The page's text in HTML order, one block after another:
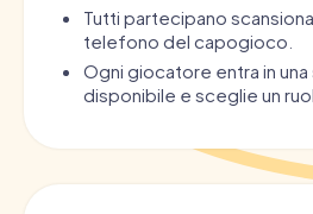
Tutti partecipano
telefono del capogioco.
Ogni giocatore entra in una
disponibile e sceglie un